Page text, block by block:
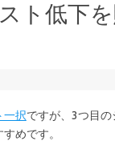
ト低下
一択ですが、3つ目
めです。